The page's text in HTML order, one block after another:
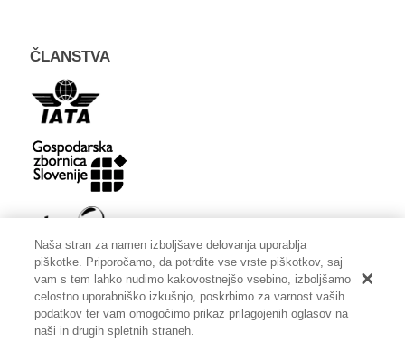
ČLANSTVA
Naša stran za namen izboljšave delovanja uporablja
piškotke. Priporočamo, da potrdite vse vrste piškotkov, saj
vam s tem lahko nudimo kakovostnejšo vsebino, izboljšamo
celostno uporabniško izkušnjo, poskrbimo za varnost vaših
podatkov ter vam omogočimo prikaz prilagojenih oglasov na
naši in drugih spletnih straneh.